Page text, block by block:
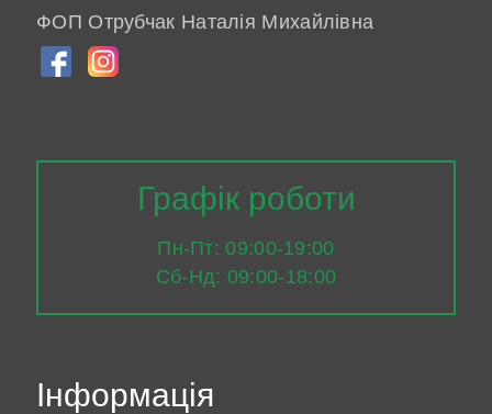
ФОП Отрубчак Наталія Михайлівна
Графік роботи
Пн-Пт: 09:00-19:00
Сб-Нд: 09:00-18:00
Інформація